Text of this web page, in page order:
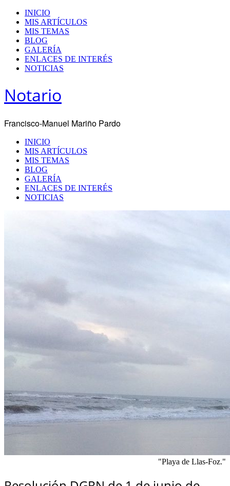
INICIO
MIS ARTÍCULOS
MIS TEMAS
BLOG
GALERÍA
ENLACES DE INTERÉS
NOTICIAS
Notario
Francisco-Manuel Mariño Pardo
INICIO
MIS ARTÍCULOS
MIS TEMAS
BLOG
GALERÍA
ENLACES DE INTERÉS
NOTICIAS
"Playa de Llas-Foz."